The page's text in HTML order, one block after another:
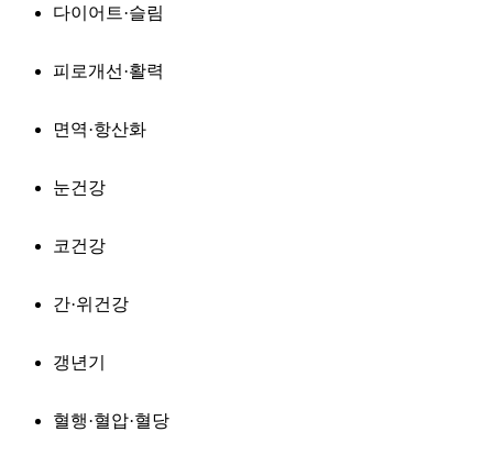
다이어트·슬림
피로개선·활력
면역·항산화
눈건강
코건강
간·위건강
갱년기
혈행·혈압·혈당